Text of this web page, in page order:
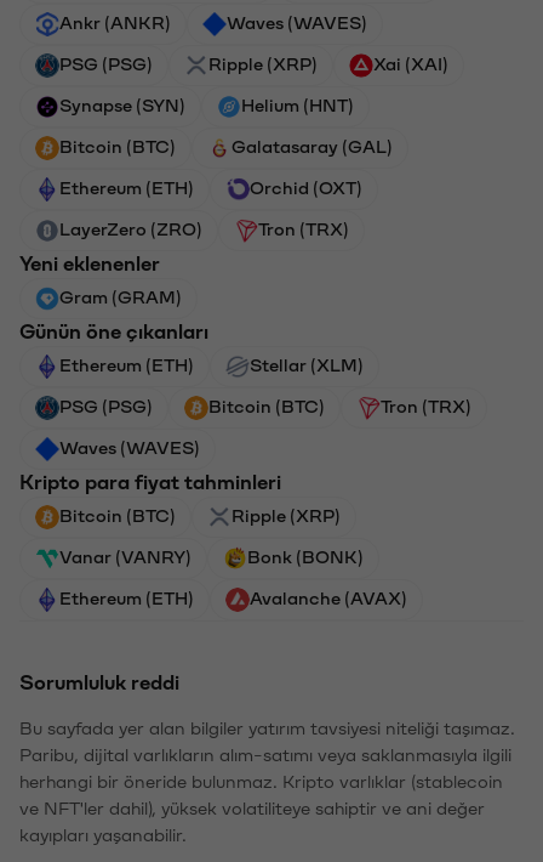
Ankr (ANKR) Waves (WAVES)
PSG (PSG) Ripple (XRP) Xai (XAI)
Synapse (SYN) Helium (HNT)
Bitcoin (BTC) Galatasaray (GAL)
Ethereum (ETH) Orchid (OXT)
LayerZero (ZRO) Tron (TRX)
Yeni eklenenler
Gram (GRAM)
Günün öne çıkanları
Ethereum (ETH) Stellar (XLM)
PSG (PSG) Bitcoin (BTC) Tron (TRX)
Waves (WAVES)
Kripto para fiyat tahminleri
Bitcoin (BTC) Ripple (XRP)
Vanar (VANRY) Bonk (BONK)
Ethereum (ETH) Avalanche (AVAX)
Sorumluluk reddi
Bu sayfada yer alan bilgiler yatırım tavsiyesi niteliği taşımaz.
Paribu, dijital varlıkların alım-satımı veya saklanmasıyla ilgili
herhangi bir öneride bulunmaz. Kripto varlıklar (stablecoin
ve NFT'ler dahil), yüksek volatiliteye sahiptir ve ani değer
kayıpları yaşanabilir.